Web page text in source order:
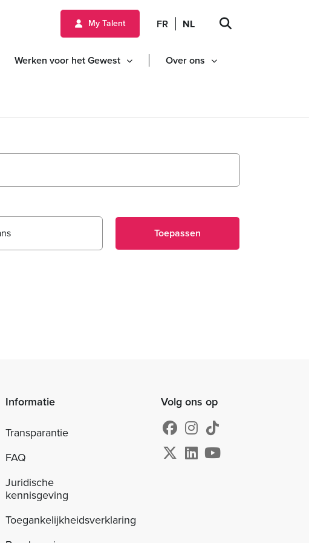
Werken voor het Gewest
Over ons
My Talent FR NL
Toepassen
Informatie
Transparantie
FAQ
Juridische
kennisgeving
Toegankelijkheidsverklaring
Volg ons op